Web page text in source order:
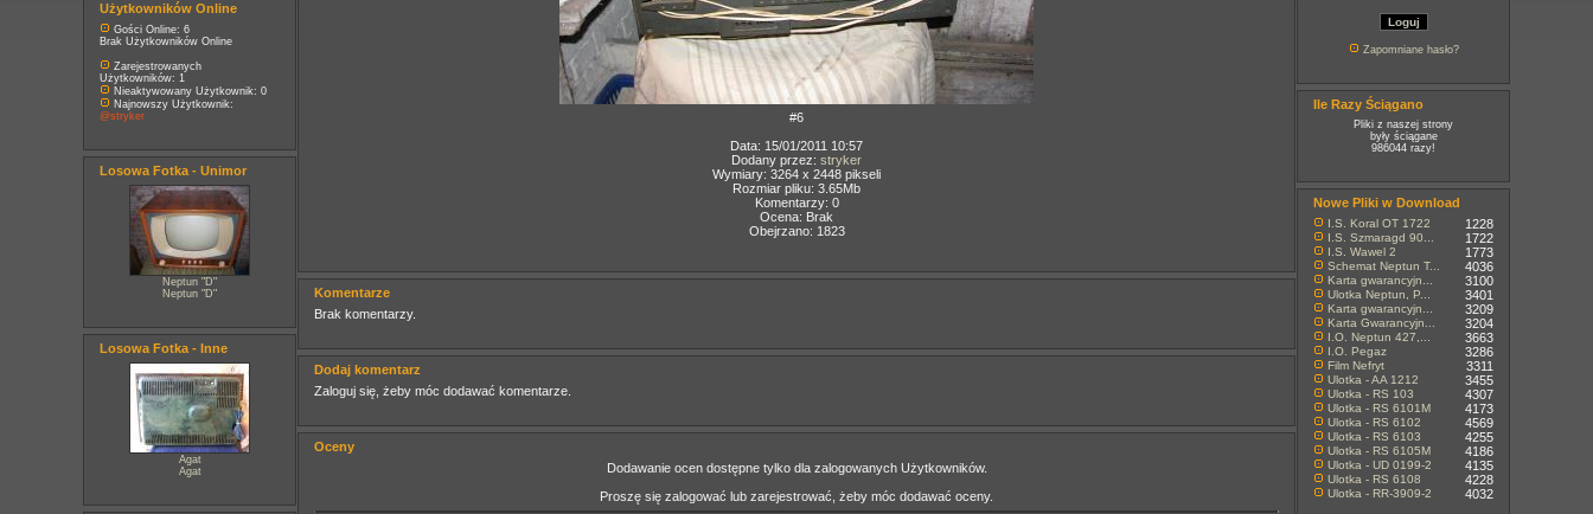
Użytkowników Online
Gości Online: 6
Brak Użytkowników Online
Zarejestrowanych
Użytkowników: 1
Nieaktywowany Użytkownik: 0
Najnowszy Użytkownik:
@stryker
Losowa Fotka - Unimor
Neptun "D"
Neptun "D"
Losowa Fotka - Inne
Agat
Agat
#6
Data: 15/01/2011 10:57
Dodany przez: stryker
Wymiary: 3264 x 2448 pikseli
Rozmiar pliku: 3.65Mb
Komentarzy: 0
Ocena: Brak
Obejrzano: 1823
Komentarze
Brak komentarzy.
Dodaj komentarz
Zaloguj się, żeby móc dodawać komentarze.
Oceny
Dodawanie ocen dostępne tylko dla zalogowanych Użytkowników.
Proszę się zalogować lub zarejestrować, żeby móc dodawać oceny.
Zapomniane hasło?
Ile Razy Ściągano
Pliki z naszej strony
były ściągane
986044 razy!
Nowe Pliki w Download
I.S. Koral OT 1722 1228
I.S. Szmaragd 90... 1722
I.S. Wawel 2 1773
Schemat Neptun T... 4036
Karta gwarancyjn... 3100
Ulotka Neptun, P... 3401
Karta gwarancyjn... 3209
Karta Gwarancyjn... 3204
I.O. Neptun 427,... 3663
I.O. Pegaz 3286
Film Nefryt 3311
Ulotka - AA 1212 3455
Ulotka - RS 103 4307
Ulotka - RS 6101M 4173
Ulotka - RS 6102 4569
Ulotka - RS 6103 4255
Ulotka - RS 6105M 4186
Ulotka - UD 0199-2 4135
Ulotka - RS 6108 4228
Ulotka - RR-3909-2 4032